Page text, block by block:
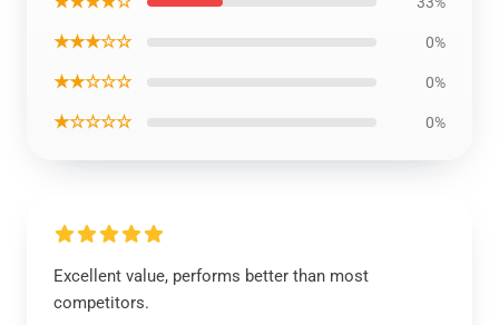
★★★☆☆ 0%
★★☆☆☆ 0%
★☆☆☆☆ 0%
Excellent value, performs better than most
competitors.